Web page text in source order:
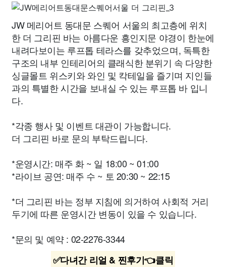
JW 메리어트 동대문 스퀘어 서울의 최고층에 위치
한 더 그리핀 바는 아름다운 흥인지문 야경이 한눈에
내려다보이는 루프톱 테라스를 갖추었으며, 독특한
구조의 내부 인테리어의 클래식한 분위기 속 다양한
싱글몰트 위스키와 와인 및 칵테일을 즐기며 지인들
과의 특별한 시간을 보내실 수 있는 루프톱 바 입니
다.
*각종 행사 및 이벤트 대관이 가능합니다.
더 그리핀 바로 문의 부탁드립니다.
*운영시간: 매주 화 ~ 일 18:00 ~ 01:00
*라이브 공연: 매주 수 ~ 토 20:30 ~ 22:15
*더 그리핀 바는 정부 지침에 의거하여 사회적 거리
두기에 따른 운영시간 변동이 있을 수 있습니다.
*문의 및 예약 : 02-2276-3344
✅다녀간 리얼 & 찐후기👈클릭